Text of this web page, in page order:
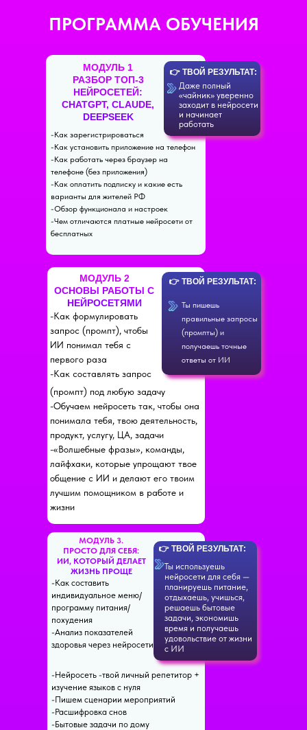
МОДУЛЬ 3.
ПРОСТО ДЛЯ СЕБЯ:
ИИ, КОТОРЫЙ ДЕЛАЕТ
ЖИЗНЬ ПРОЩЕ
-Нейросеть -твой личный репетитор +
изучение языков с нуля
-Пишем сценарии мероприятий
-Расшифровка снов
-Бытовые задачи по дому
-Как составить
индивидуальное меню/
программу питания/
похудения
-Анализ показателей
здоровья через нейросети
👉 ТВОЙ РЕЗУЛЬТАТ:
👉 ТВОЙ РЕЗУЛЬТАТ:
Ты пишешь
правильные запросы
(промпты) и
получаешь точные
ответы от ИИ
Ты используешь
нейросети для себя —
планируешь питание,
отдыхаешь, учишься,
решаешь бытовые
задачи, экономишь
время и получаешь
удовольствие от жизни
с ИИ
Даже полный
«чайник» уверенно
заходит в нейросети
и начинает
работать
👉 ТВОЙ РЕЗУЛЬТАТ:
ПРОГРАММА ОБУЧЕНИЯ
МОДУЛЬ 1
РАЗБОР ТОП-3
НЕЙРОСЕТЕЙ:
CHATGPT, CLAUDE,
DEEPSEEK
МОДУЛЬ 2
ОСНОВЫ РАБОТЫ С
НЕЙРОСЕТЯМИ
(промпт) под любую задачу
-Обучаем нейросеть так, чтобы она
понимала тебя, твою деятельность,
продукт, услугу, ЦА, задачи
-«Волшебные фразы», команды,
лайфхаки, которые упрощают твое
общение с ИИ и делают его твоим
лучшим помощником в работе и
жизни
-Как зарегистрироваться
-Как установить приложение на телефон
-Как работать через браузер на
телефоне (без приложения)
-Как оплатить подписку и какие есть
варианты для жителей РФ
-Обзор функционала и настроек
-Чем отличаются платные нейросети от
бесплатных
-Как формулировать
запрос (промпт), чтобы
ИИ понимал тебя с
первого раза
-Как составлять запрос